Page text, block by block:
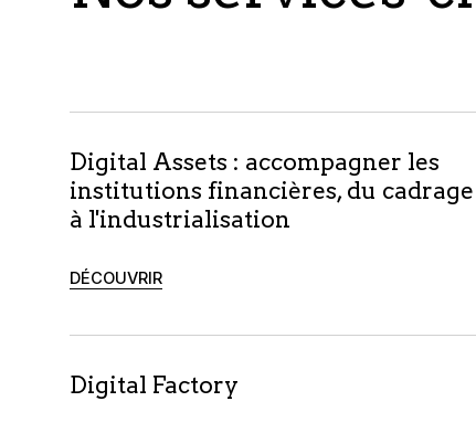
Digital Assets : accompagner les
institutions financières, du cadrage
à l'industrialisation
DÉCOUVRIR
Digital Factory